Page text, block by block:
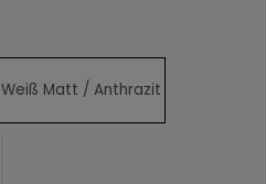
Weiß Matt / Anthrazit